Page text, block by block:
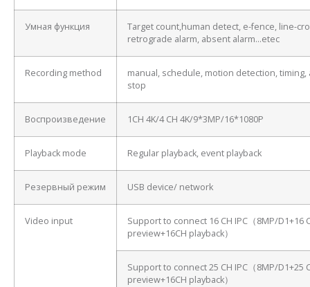
Умная функция
Target count,human detect, e-fence, line-
retrograde alarm, absent alarm…etec
Recording method
manual, schedule, motion detection, timing,
stop
Воспроизведение 1CH 4K/4 CH 4K/9*3MP/16*1080P
Playback mode Regular playback, event playback
Резервный режим USB device/ network
Video input
Support to connect 16 CH IPC（8MP/D1+16
preview+16CH playback）
Support to connect 25 CH IPC（8MP/D1+25
preview+16CH playback）